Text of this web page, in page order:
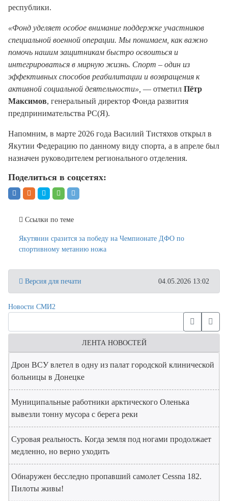
республики.
«Фонд уделяет особое внимание поддержке участников
специальной военной операции. Мы понимаем, как важно
помочь нашим защитникам быстро освоиться и
интегрироваться в мирную жизнь. Спорт – один из
эффективных способов реабилитации и возвращения к
активной социальной деятельности», — отметил Пётр
Максимов, генеральный директор Фонда развития
предпринимательства РС(Я).
Напомним, в марте 2026 года Василий Тистяхов открыл в
Якутии Федерацию по данному виду спорта, а в апреле был
назначен руководителем регионального отделения.
Поделиться в соцсетях:
Ссылки по теме
Якутянин сразится за победу на Чемпионате ДФО по
спортивному метанию ножа
Версия для печати 04.05.2026 13:02
Новости СМИ2
ЛЕНТА НОВОСТЕЙ
Дрон ВСУ влетел в одну из палат городской клинической
больницы в Донецке
Муниципальные работники арктического Оленька
вывезли тонну мусора с берега реки
Суровая реальность. Когда земля под ногами продолжает
медленно, но верно уходить
Обнаружен бесследно пропавший самолет Cessna 182.
Пилоты живы!